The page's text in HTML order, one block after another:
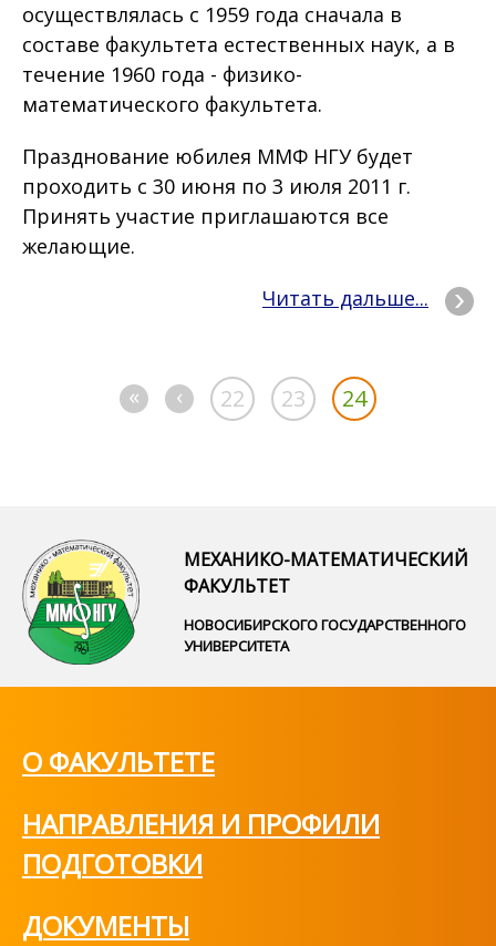
осуществлялась с 1959 года сначала в
составе факультета естественных наук, а в
течение 1960 года - физико-
математического факультета.
Празднование юбилея ММФ НГУ будет
проходить с 30 июня по 3 июля 2011 г.
Принять участие приглашаются все
желающие.
Читать дальше...
« ‹ 22 23 24
МЕХАНИКО-МАТЕМАТИЧЕСКИЙ
ФАКУЛЬТЕТ
НОВОСИБИРСКОГО ГОСУДАРСТВЕННОГО
УНИВЕРСИТЕТА
О ФАКУЛЬТЕТЕ
НАПРАВЛЕНИЯ И ПРОФИЛИ
ПОДГОТОВКИ
ДОКУМЕНТЫ